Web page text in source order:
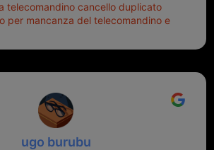
telecomandino cancello duplicato
per mancanza del telecomandino e
de ostia e poi il prorietario il signor
ugo burubu